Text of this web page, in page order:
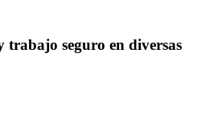
trabajo seguro en diversas